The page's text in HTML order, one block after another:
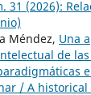
31 (2026):
Méndez, Una
de las
/ A